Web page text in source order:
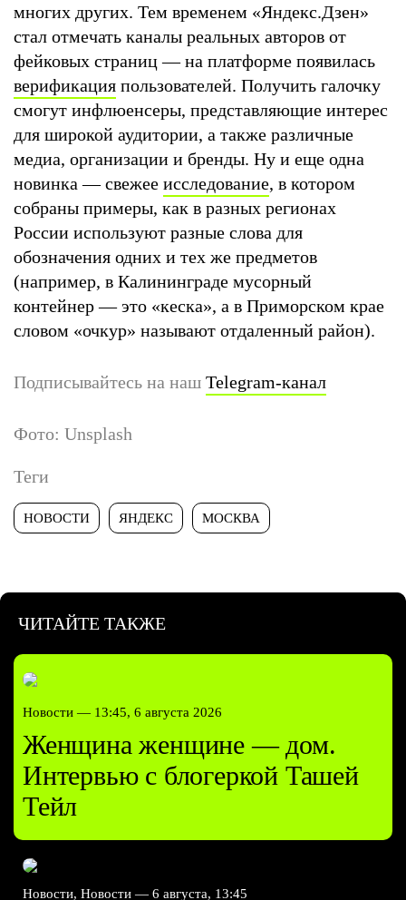
многих других. Тем временем «Яндекс.Дзен»
стал отмечать каналы реальных авторов от
фейковых страниц — на платформе появилась
верификация пользователей. Получить галочку
смогут инфлюенсеры, представляющие интерес
для широкой аудитории, а также различные
медиа, организации и бренды. Ну и еще одна
новинка — свежее исследование, в котором
собраны примеры, как в разных регионах
России используют разные слова для
обозначения одних и тех же предметов
(например, в Калининграде мусорный
контейнер — это «кеска», а в Приморском крае
словом «очкур» называют отдаленный район).
Подписывайтесь на наш Telegram-канал
Фото: Unsplash
Теги
НОВОСТИ ЯНДЕКС МОСКВА
ЧИТАЙТЕ ТАКЖЕ
Новости — 13:45, 6 августа 2026
Женщина женщине — дом.
Интервью с блогеркой Ташей
Тейл
Новости, Новости — 6 августа, 13:45